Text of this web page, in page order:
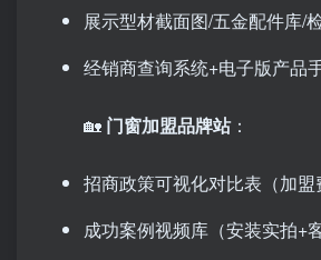
展示型材截面图/五金配件库/
经销商查询系统+电子版产品
🏡 ​ 门窗加盟品牌站：
招商政策可视化对比表（加盟
成功案例视频库（安装实拍+